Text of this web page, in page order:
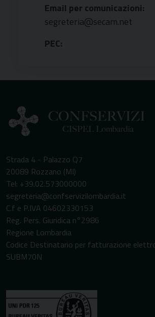
Email per comunicazioni:
segreteria@secam.net
PEC:
Strada 4 - Palazzo Q7
20089 Rozzano (MI)
Tel: +39.02.573000000
segreteria@confservizilombardia.it
C.f e P.IVA 04602330153
Reg. Pers. Giuridica n°2986
Regione Lombardia
Codice Destinatario per fatturazione
SUBM70N